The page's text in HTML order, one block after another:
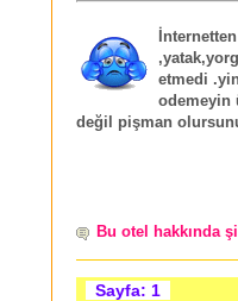
etmedi
odemeyin
değil pişman
Bu otel hakkında
Sayfa: 1